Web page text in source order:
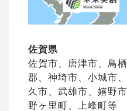
佐賀県
佐賀市、唐津市、鳥
郡、神埼市、小城市
久市、武雄市、嬉野
野ヶ里町、上峰町等